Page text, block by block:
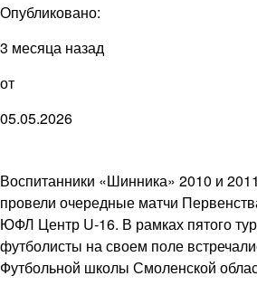
Опубликовано:
3 месяца назад
от
05.05.2026
Воспитанники «Шинника» 2010 и
провели очередные матчи
ЮФЛ Центр U-16. В рамках пятого
футболисты на своем поле
Футбольной школы Смоленской